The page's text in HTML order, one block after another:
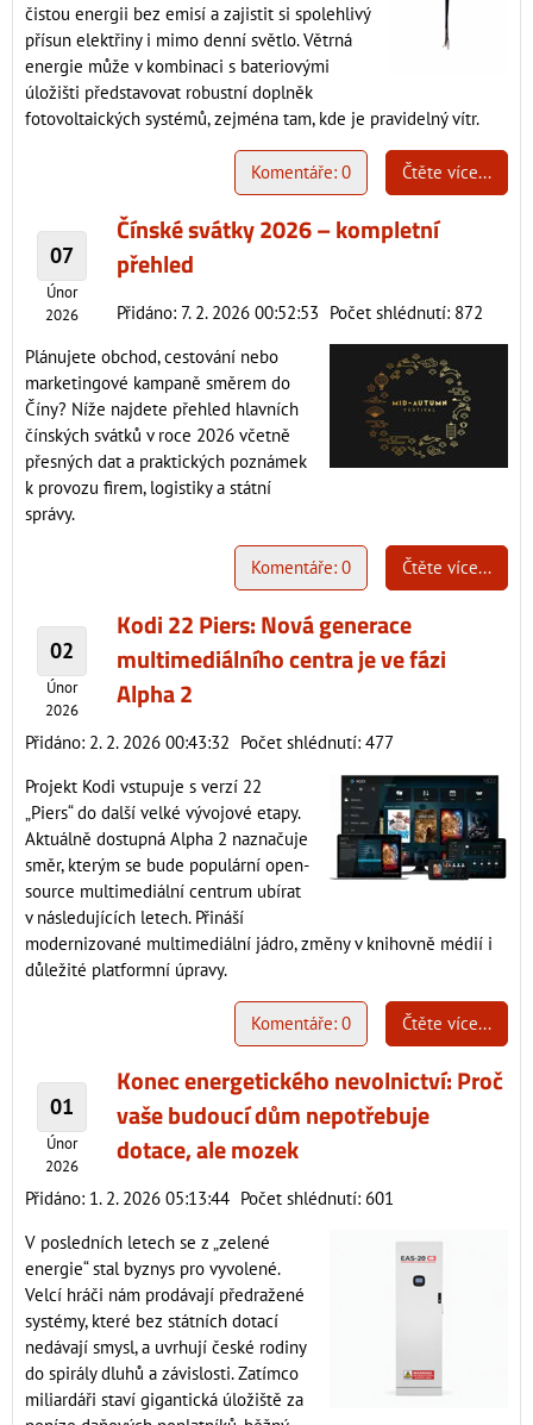
čistou energii bez emisí a zajistit si spolehlivý
přísun elektřiny i mimo denní světlo. Větrná
energie může v kombinaci s bateriovými
úložišti představovat robustní doplněk
fotovoltaických systémů, zejména tam, kde je pravidelný vítr.
Čtěte více...
Komentáře: 0
07
Únor
2026
Čínské svátky 2026 – kompletní
přehled
Přidáno: 7. 2. 2026 00:52:53 Počet shlédnutí: 872
Plánujete obchod, cestování nebo
marketingové kampaně směrem do
Číny? Níže najdete přehled hlavních
čínských svátků v roce 2026 včetně
přesných dat a praktických poznámek
k provozu firem, logistiky a státní
správy.
Čtěte více...
Komentáře: 0
02
Únor
2026
Kodi 22 Piers: Nová generace
multimediálního centra je ve fázi
Alpha 2
Přidáno: 2. 2. 2026 00:43:32 Počet shlédnutí: 477
Projekt Kodi vstupuje s verzí 22
„Piers“ do další velké vývojové etapy.
Aktuálně dostupná Alpha 2 naznačuje
směr, kterým se bude populární open-
source multimediální centrum ubírat
v následujících letech. Přináší
modernizované multimediální jádro, změny v knihovně médií i
důležité platformní úpravy.
Čtěte více...
Komentáře: 0
01
Únor
2026
Konec energetického nevolnictví: Proč
vaše budoucí dům nepotřebuje
dotace, ale mozek
Přidáno: 1. 2. 2026 05:13:44 Počet shlédnutí: 601
V posledních letech se z „zelené
energie“ stal byznys pro vyvolené.
Velcí hráči nám prodávají předražené
systémy, které bez státních dotací
nedávají smysl, a uvrhují české rodiny
do spirály dluhů a závislosti. Zatímco
miliardáři staví gigantická úložiště za